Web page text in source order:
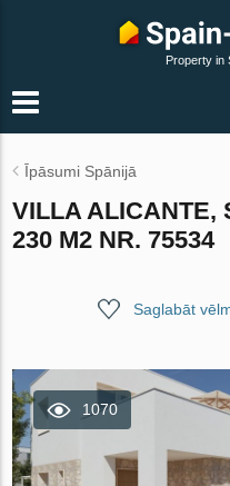
Property in
Īpāsumi Spānijā
VILLA ALICANTE,
230 M2 NR. 75534
Saglabāt
1070